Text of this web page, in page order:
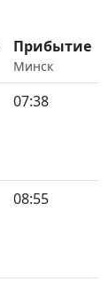
Прибытие
Минск
07:38
08:55